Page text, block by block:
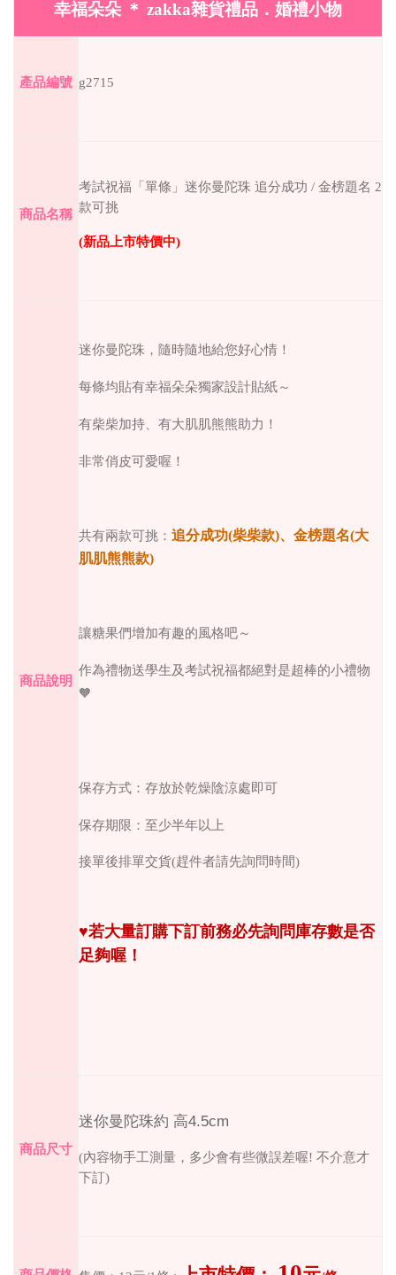
幸福朵朵 ＊ zakka雜貨禮品．婚禮小物
產品編號 g2715
商品名稱
考試祝福「單條」迷你曼陀珠 追分成功 / 金榜題名 2
款可挑
(新品上市特價中)
商品說明
迷你曼陀珠，隨時隨地給您好心情！
每條均貼有幸福朵朵獨家設計貼紙～
有柴柴加持、有大肌肌熊熊助力！
非常俏皮可愛喔！
共有兩款可挑： 追分成功(柴柴款)、金榜題名(大
肌肌熊熊款)
讓糖果們增加有趣的風格吧～
作為禮物送學生及考試祝福都絕對是超棒的小禮物
🧡
保存方式：存放於乾燥陰涼處即可
保存期限：至少半年以上
接單後排單交貨(趕件者請先詢問時間)
♥︎若大量訂購下訂前務必先詢問庫存數是否
足夠喔！
商品尺寸
迷你曼陀珠約 高4.5cm
(內容物手工測量，多少會有些微誤差喔! 不介意才
下訂)